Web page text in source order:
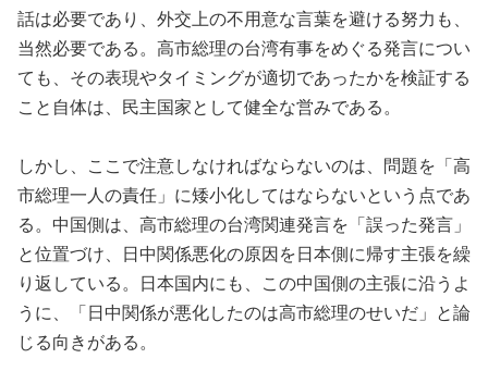
話は必要であり、外交上の不用意な言葉を避ける努力も、
当然必要である。高市総理の台湾有事をめぐる発言につい
ても、その表現やタイミングが適切であったかを検証する
こと自体は、民主国家として健全な営みである。
しかし、ここで注意しなければならないのは、問題を「高
市総理一人の責任」に矮小化してはならないという点であ
る。中国側は、高市総理の台湾関連発言を「誤った発言」
と位置づけ、日中関係悪化の原因を日本側に帰す主張を繰
り返している。日本国内にも、この中国側の主張に沿うよ
うに、「日中関係が悪化したのは高市総理のせいだ」と論
じる向きがある。